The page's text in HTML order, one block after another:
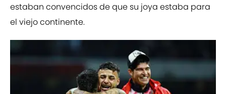
estaban convencidos de que su joya estaba para
el viejo continente.